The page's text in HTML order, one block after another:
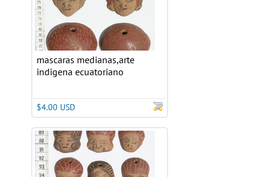
mascaras medianas,arte
indigena ecuatoriano
$4.00 USD